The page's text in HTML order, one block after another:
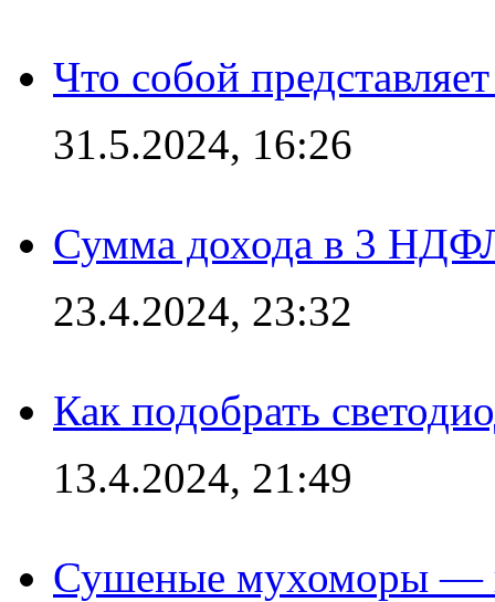
Что собой
31.5.2024, 16:26
Сумма дохода в 3
23.4.2024, 23:32
Как подобрать
13.4.2024, 21:49
Сушеные мухоморы —